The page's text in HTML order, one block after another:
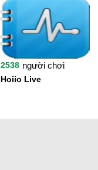
2538 người chơi
Hoiio Live